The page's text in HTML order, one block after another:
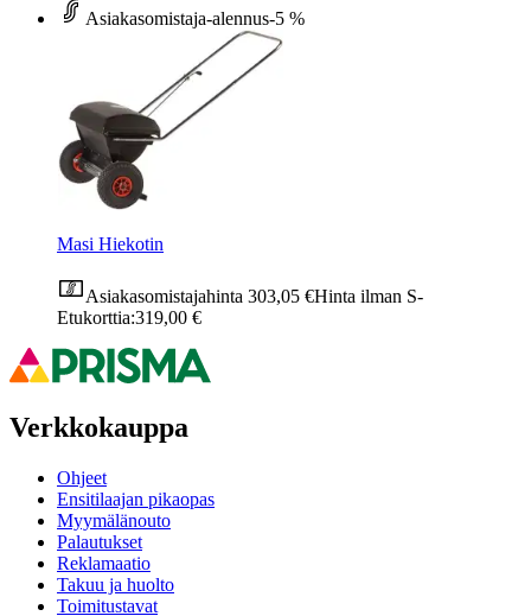
Asiakasomistaja-alennus-5 %
Masi Hiekotin
Asiakasomistajahinta 303,05 €Hinta ilman S-
Etukorttia:319,00 €
Verkkokauppa
Ohjeet
Ensitilaajan pikaopas
Myymälänouto
Palautukset
Reklamaatio
Takuu ja huolto
Toimitustavat